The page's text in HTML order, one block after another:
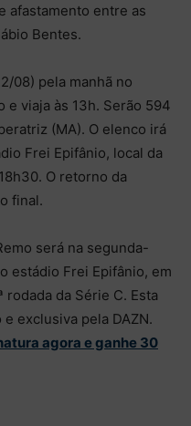
afastamento entre as
Bentes.
08) pela manhã no
e viaja às 13h. Serão 594
(MA). O elenco irá
Frei Epifânio, local da
O retorno da
final.
será na segunda-
estádio Frei Epifânio, em
da Série C. Esta
exclusiva pela DAZN.
agora e ganhe 30